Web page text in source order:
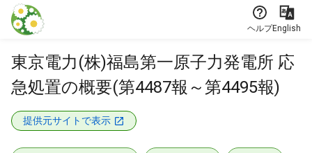
本文に飛ぶ
ヘルプEnglish
東京電力(株)福島第一原子力発電所 応
急処置の概要(第4487報～第4495報)
提供元サイトで表示